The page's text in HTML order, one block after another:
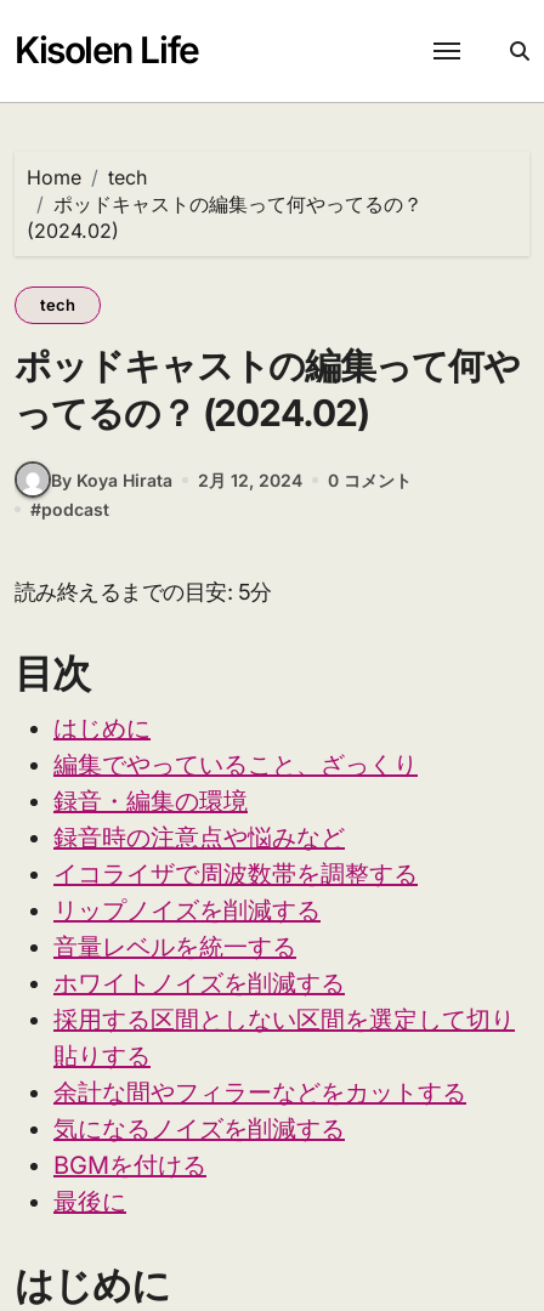
content
Kisolen Life
Home
tech
ポッドキャストの編集って何やってるの？
(2024.02)
tech
ポッドキャストの編集って何や
ってるの？ (2024.02)
By Koya Hirata 2月 12, 2024
0 コメント
#podcast
読み終えるまでの目安: 5分
目次
はじめに
編集でやっていること、ざっくり
録音・編集の環境
録音時の注意点や悩みなど
イコライザで周波数帯を調整する
リップノイズを削減する
音量レベルを統一する
ホワイトノイズを削減する
採用する区間としない区間を選定して切り
貼りする
余計な間やフィラーなどをカットする
気になるノイズを削減する
BGMを付ける
最後に
はじめに